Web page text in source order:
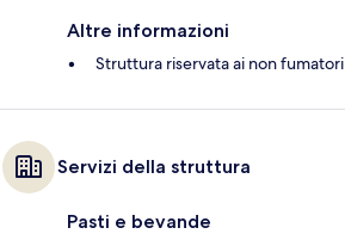
Altre informazioni
Struttura riservata ai non fumatori
Servizi della struttura
Pasti e bevande